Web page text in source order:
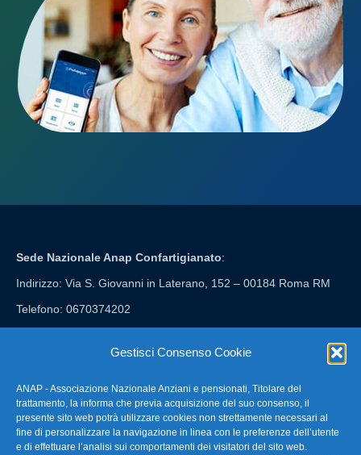
Gestisci Consenso Cookie
ANAP - Associazione Nazionale Anziani e pensionati, Titolare del
trattamento, la informa che previa acquisizione del suo consenso, il
presente sito web potrà utilizzare cookies non strettamente necessari al
fine di personalizzare la navigazione in linea con le preferenze dell’utente
e di effettuare l’analisi sui comportamenti dei visitatori del sito web.
Sede Nazionale Anap Confartigianato:
Indirizzo: Via S. Giovanni in Laterano, 152 – 00184 Roma RM
Telefono: 0670374202
FAQ – Domande Frequenti
La nostra Newsletter